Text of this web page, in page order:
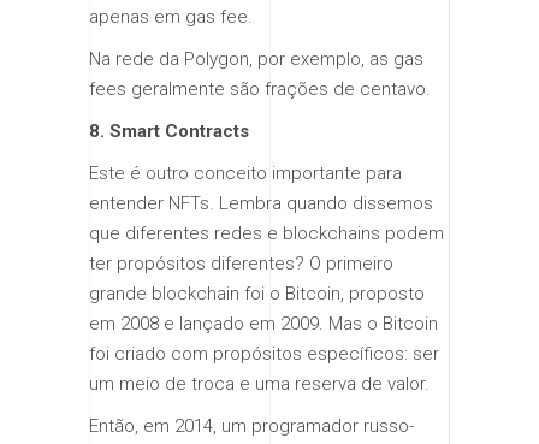
apenas em gas fee.
Na rede da Polygon, por exemplo, as gas
fees geralmente são frações de centavo.
8. Smart Contracts
Este é outro conceito importante para
entender NFTs. Lembra quando dissemos
que diferentes redes e blockchains podem
ter propósitos diferentes? O primeiro
grande blockchain foi o Bitcoin, proposto
em 2008 e lançado em 2009. Mas o Bitcoin
foi criado com propósitos específicos: ser
um meio de troca e uma reserva de valor.
Então, em 2014, um programador russo-